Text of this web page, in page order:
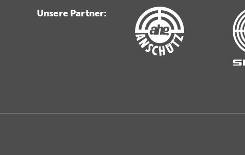
Unsere Partner: